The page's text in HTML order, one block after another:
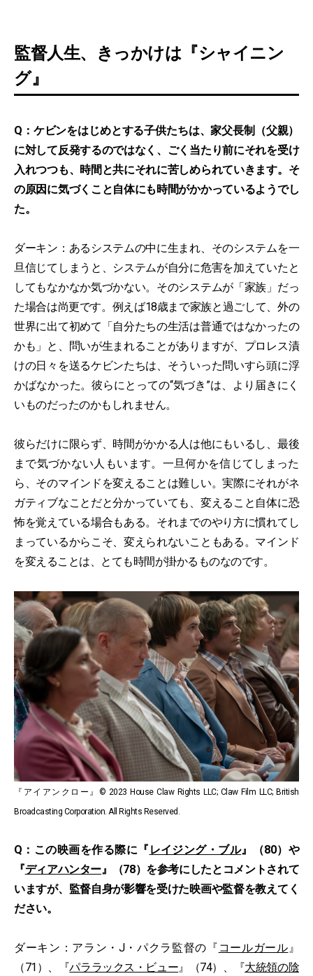
監督人生、きっかけは『シャイニン
グ』
Q：ケビンをはじめとする子供たちは、家父長制（父親）
に対して反発するのではなく、ごく当たり前にそれを受け
入れつつも、時間と共にそれに苦しめられていきます。そ
の原因に気づくこと自体にも時間がかかっているようでし
た。
ダーキン：あるシステムの中に生まれ、そのシステムを一
旦信じてしまうと、システムが自分に危害を加えていたと
してもなかなか気づかない。そのシステムが「家族」だっ
た場合は尚更です。例えば18歳まで家族と過ごして、外の
世界に出て初めて「自分たちの生活は普通ではなかったの
かも」と、問いが生まれることがありますが、プロレス漬
けの日々を送るケビンたちは、そういった問いすら頭に浮
かばなかった。彼らにとっての“気づき”は、より届きにく
いものだったのかもしれません。
彼らだけに限らず、時間がかかる人は他にもいるし、最後
まで気づかない人もいます。一旦何かを信じてしまった
ら、そのマインドを変えることは難しい。実際にそれがネ
ガティブなことだと分かっていても、変えること自体に恐
怖を覚えている場合もある。それまでのやり方に慣れてし
まっているからこそ、変えられないこともある。マインド
を変えることは、とても時間が掛かるものなのです。
『アイアンクロー』© 2023 House Claw Rights LLC; Claw Film LLC; British
Broadcasting Corporation. All Rights Reserved.
Q：この映画を作る際に『 レイジング・ブル』（80）や
『ディアハンター 』（78）を参考にしたとコメントされて
いますが、監督自身が影響を受けた映画や監督を教えてく
ださい。
ダーキン：アラン・J・パクラ監督の『 コールガール 』
（71）、『パララックス・ビュー 』（74）、『大統領の陰